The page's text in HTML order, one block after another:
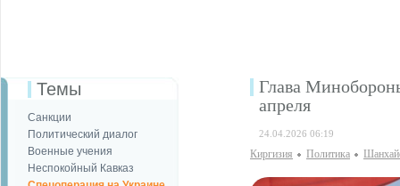
Темы
Санкции
Политический диалог
Военные учения
Неспокойный Кавказ
Глава
апреля
24.04.2026 06:19
Киргизия Политика